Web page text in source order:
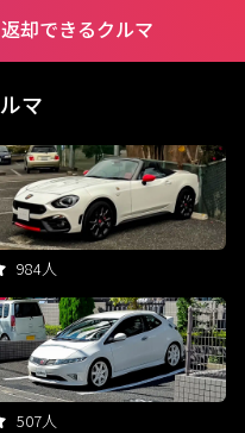
却できるクルマ
マ
984人
507人